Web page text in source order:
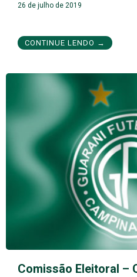
26 de julho de 2019
CONTINUE LENDO →
Comissão Eleitoral –